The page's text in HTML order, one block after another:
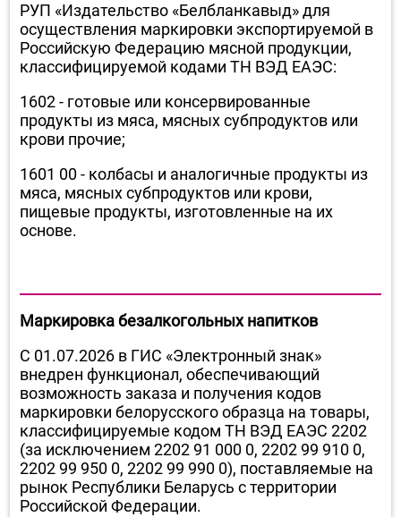
РУП «Издательство «Белбланкавыд» для
осуществления маркировки экспортируемой в
Российскую Федерацию мясной продукции,
классифицируемой кодами ТН ВЭД ЕАЭС:
1602 - готовые или консервированные
продукты из мяса, мясных субпродуктов или
крови прочие;
1601 00 - колбасы и аналогичные продукты из
мяса, мясных субпродуктов или крови,
пищевые продукты, изготовленные на их
основе.
Маркировка безалкогольных напитков
С 01.07.2026 в ГИС «Электронный знак»
внедрен функционал, обеспечивающий
возможность заказа и получения кодов
маркировки белорусского образца на товары,
классифицируемые кодом ТН ВЭД ЕАЭС 2202
(за исключением 2202 91 000 0, 2202 99 910 0,
2202 99 950 0, 2202 99 990 0), поставляемые на
рынок Республики Беларусь с территории
Российской Федерации.